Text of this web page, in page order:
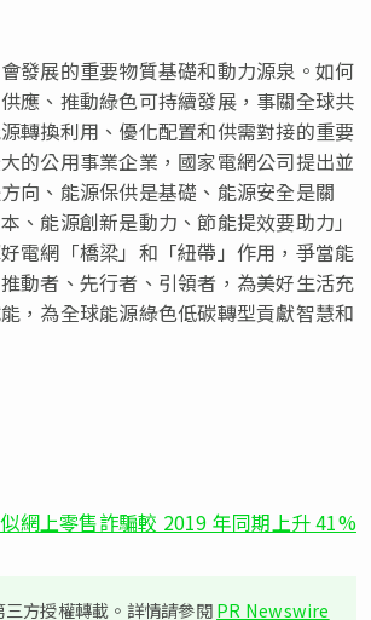
發展的重要物質基礎和動力源泉。如何
應、推動綠色可持續發展，事關全球共
轉換利用、優化配置和供需對接的重要
的公用事業企業，國家電網公司提出並
向、能源保供是基礎、能源安全是關
、能源創新是動力、節能提效要助力」
電網「橋梁」和「紐帶」作用，爭當能
動者、先行者、引領者，為美好生活充
，為全球能源綠色低碳轉型貢獻智慧和
網上零售詐騙較 2019 年同期上升 41%
方授權轉載。詳情請參閱PR Newswire